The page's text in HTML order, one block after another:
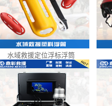
水域救援定位浮标浮筒